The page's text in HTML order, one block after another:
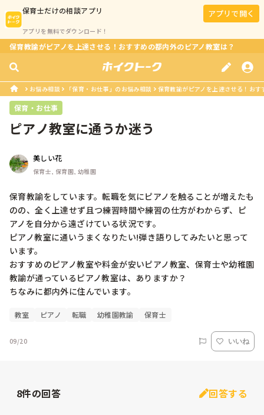
保育士だけの相談アプリ
アプリを無料でダウンロード！
アプリで開く
保育教諭がピアノを上達させる！おすすめの都内外のピアノ教室は？
お悩み相談 「保育・お仕事」のお悩み相談 保育教諭がピアノを上達させる！お
保育・お仕事
ピアノ教室に通うか迷う
美しい花
保育士, 保育園, 幼稚園
保育教諭をしています。転職を気にピアノを触ることが増えたも
のの、全く上達せず且つ練習時間や練習の仕方がわからず、ピ
アノを自分から遠ざけている状況です。
ピアノ教室に通いうまくなりたい!弾き語りしてみたいと思って
います。
おすすめのピアノ教室や料金が安いピアノ教室、保育士や幼稚園
教諭が通っているピアノ教室は、ありますか？
ちなみに都内外に住んでいます。
教室 ピアノ 転職 幼稚園教諭 保育士
09/20 いいね
8件の回答 回答する